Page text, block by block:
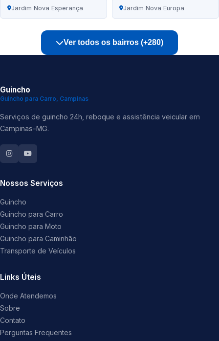
Jardim Nova Esperança Jardim Nova Europa
Ver todos os bairros (+280)
Guincho
Guincho para Carro, Campinas
Serviços de guincho 24h, reboque e assistência veicular em
Campinas-MG.
Nossos Serviços
Guincho
Guincho para Carro
Guincho para Moto
Guincho para Caminhão
Transporte de Veículos
Links Úteis
Onde Atendemos
Sobre
Contato
Perguntas Frequentes